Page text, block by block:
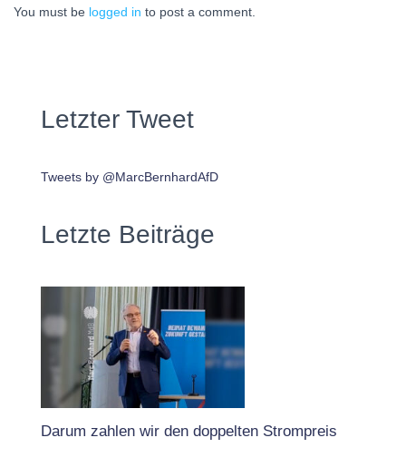
You must be logged in to post a comment.
Letzter Tweet
Tweets by @MarcBernhardAfD
Letzte Beiträge
Darum zahlen wir den doppelten Strompreis